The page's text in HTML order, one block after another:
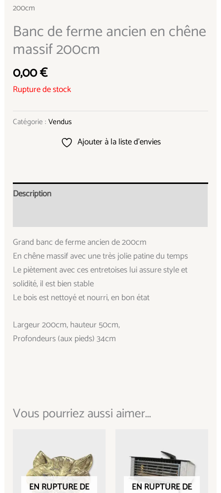
200cm
Banc de ferme ancien en chêne
massif 200cm
0,00€
Rupture de stock
Catégorie :Vendus
Ajouter à la liste d’envies
Description
Grand banc de ferme ancien de 200cm
En chêne massif avec une très jolie patine du temps
Le piètement avec ces entretoises lui assure style et
solidité, il est bien stable
Le bois est nettoyé et nourri, en bon état
Largeur 200cm, hauteur 50cm,
Profondeurs (aux pieds) 34cm
Vous pourriez aussi aimer...
EN RUPTURE DE
EN RUPTURE DE